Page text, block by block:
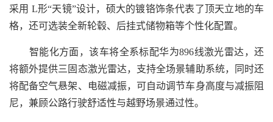
采用 L形“天镜”设计，硕大的镀铬饰条代表了顶天立地的车
格，还可选装全新轮毂、后挂式储物箱等个性化配置。
智能化方面，该车将全系标配华为896线激光雷达，还
将额外提供三固态激光雷达，支持全场景辅助系统，同时还
将配备空气悬架、电磁减振，可自动调节车身高度与减振阻
尼，兼顾公路行驶舒适性与越野场景通过性。